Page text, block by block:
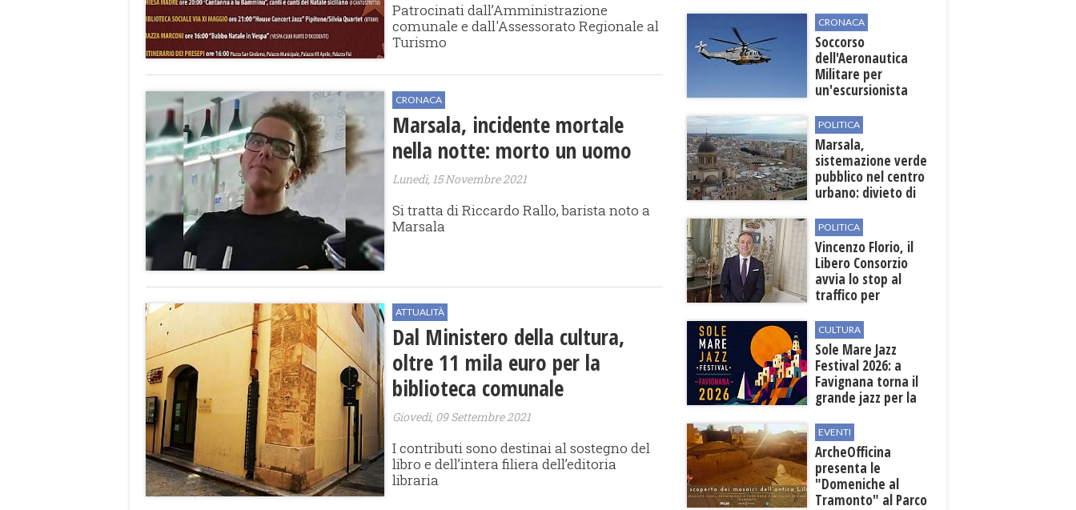
Patrocinati dall’Amministrazione
comunale e dall'Assessorato Regionale al
Turismo
CRONACA
Marsala, incidente mortale
nella notte: morto un uomo
Lunedì, 15 Novembre 2021
​Si tratta di Riccardo Rallo, barista noto a
Marsala
ATTUALITÀ
Dal Ministero della cultura,
oltre 11 mila euro per la
biblioteca comunale
Giovedì, 09 Settembre 2021
I contributi sono destinai al sostegno del
libro e dell’intera filiera dell’editoria
libraria
CRONACA
Soccorso
dell'Aeronautica
Militare per
un'escursionista
dello Zingaro
POLITICA
Marsala,
sistemazione verde
pubblico nel centro
urbano: divieto di
interessate
POLITICA
Vincenzo Florio, il
Libero Consorzio
avvia lo stop al
traffico per
stazione
all'aeroporto
CULTURA
Sole Mare Jazz
Festival 2026: a
Favignana torna il
grande jazz per la
EVENTI
ArcheOfficina
presenta le
"Domeniche al
Tramonto" al Parco